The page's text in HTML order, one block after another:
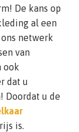
De kans op
al een
netwerk
van
ook
dat u
Doordat u de
is.